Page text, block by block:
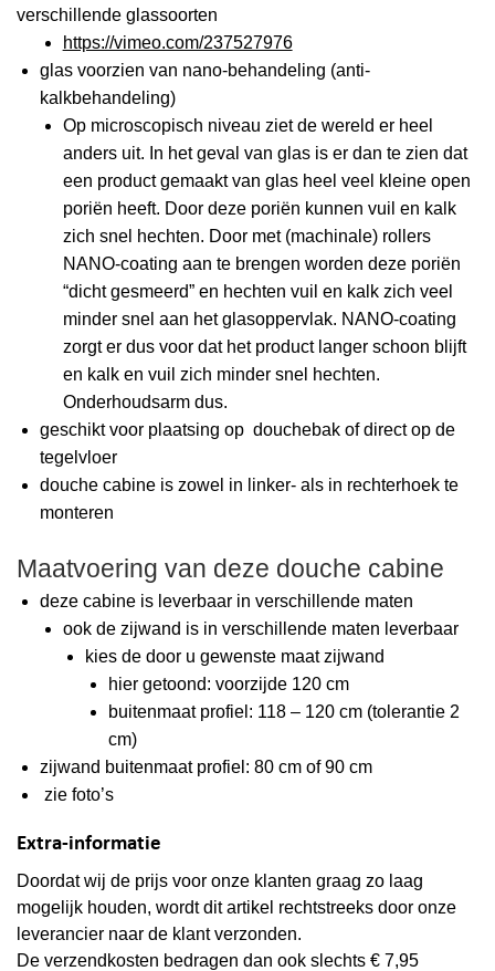
verschillende glassoorten
https://vimeo.com/237527976
glas voorzien van nano-behandeling (anti-
kalkbehandeling)
Op microscopisch niveau ziet de wereld er heel
anders uit. In het geval van glas is er dan te zien dat
een product gemaakt van glas heel veel kleine open
poriën heeft. Door deze poriën kunnen vuil en kalk
zich snel hechten. Door met (machinale) rollers
NANO-coating aan te brengen worden deze poriën
“dicht gesmeerd” en hechten vuil en kalk zich veel
minder snel aan het glasoppervlak. NANO-coating
zorgt er dus voor dat het product langer schoon blijft
en kalk en vuil zich minder snel hechten.
Onderhoudsarm dus.
geschikt voor plaatsing op douchebak of direct op de
tegelvloer
douche cabine is zowel in linker- als in rechterhoek te
monteren
Maatvoering van deze douche cabine
deze cabine is leverbaar in verschillende maten
ook de zijwand is in verschillende maten leverbaar
kies de door u gewenste maat zijwand
hier getoond: voorzijde 120 cm
buitenmaat profiel: 118 – 120 cm (tolerantie 2
cm)
zijwand buitenmaat profiel: 80 cm of 90 cm
zie foto’s
Extra-informatie
Doordat wij de prijs voor onze klanten graag zo laag
mogelijk houden, wordt dit artikel rechtstreeks door onze
leverancier naar de klant verzonden.
De verzendkosten bedragen dan ook slechts € 7,95